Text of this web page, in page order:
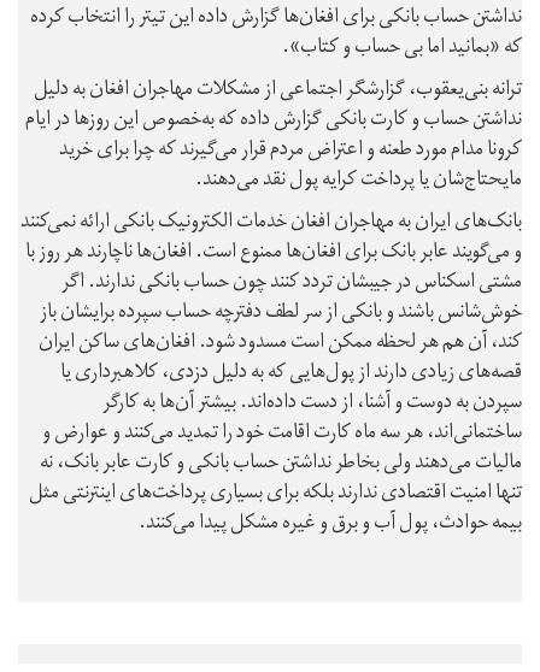
نداشتن حساب بانکی برای افغان‌ها گزارش داده این تیتر را انتخاب کرده
که «بمانید اما بی حساب و کتاب».
ترانه بنی‌یعقوب، گزارشگر اجتماعی از مشکلات مهاجران افغان به دلیل
نداشتن حساب و کارت بانکی گزارش داده که به‌خصوص این روزها در ایام
کرونا مدام مورد طعنه و اعتراض مردم قرار می‌گیرند که چرا برای خرید
مایحتاج‌شان یا پرداخت کرایه پول نقد می‌دهند.
بانک‌های ایران به مهاجران افغان خدمات الکترونیک بانکی ارائه نمی‌کنند
و می‌گویند عابر بانک برای افغان‌ها ممنوع است. افغان‌ها ناچارند هر روز با
مشتی اسکناس در جیبشان تردد کنند چون حساب بانکی ندارند. اگر
خوش‌شانس باشند و بانکی از سر لطف دفترچه حساب سپرده برایشان باز
کند، آن هم هر لحظه ممکن است مسدود شود. افغان‌های ساکن ایران
قصه‌های زیادی دارند از پول‌هایی که به دلیل دزدی، کلاهبرداری یا
سپردن به دوست و آشنا، از دست داده‌اند. بیشتر آن‌ها به کارگر
ساختمانی‌‌اند، هر سه ماه کارت اقامت خود را تمدید می‌کنند و عوارض و
مالیات می‌دهند ولی بخاطر نداشتن حساب بانکی و کارت عابر بانک، نه
تنها امنیت اقتصادی ندارند بلکه برای بسیاری پرداخت‌های اینترنتی مثل
بیمه حوادث، پول آب و برق و غیره مشکل پیدا می‌کنند.